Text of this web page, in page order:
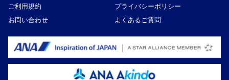
ご利用規約
プライバシーポリシー
お問い合わせ
よくあるご質問